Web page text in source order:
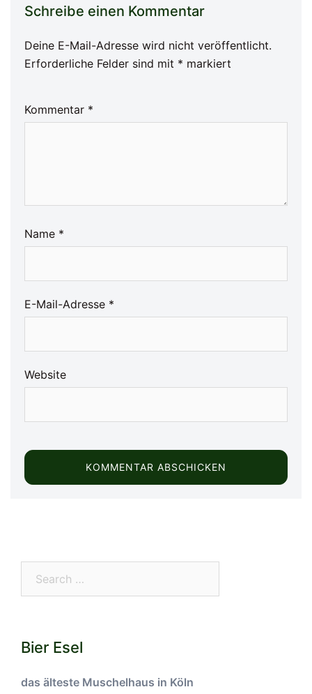
Schreibe einen Kommentar
Deine E-Mail-Adresse wird nicht veröffentlicht.
Erforderliche Felder sind mit * markiert
Kommentar *
Name *
E-Mail-Adresse *
Website
Bier Esel
das älteste Muschelhaus in Köln